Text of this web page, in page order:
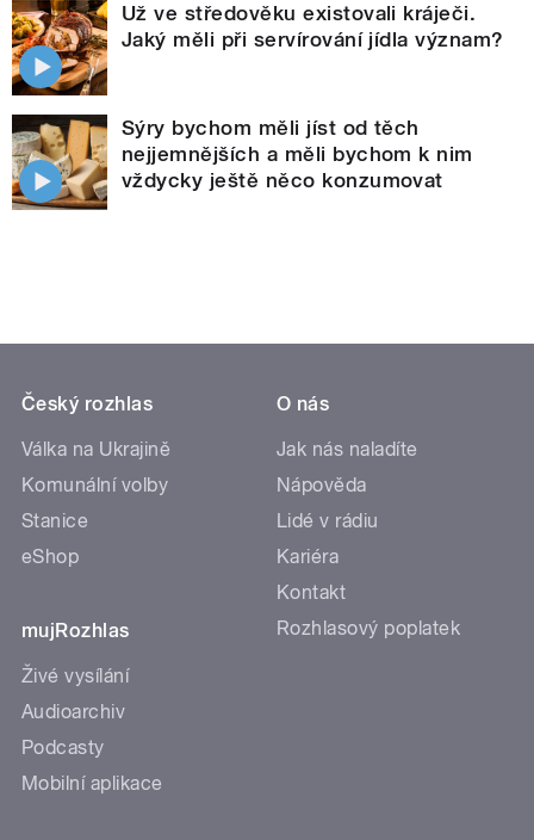
Už ve středověku existovali kráječi.
Jaký měli při servírování jídla význam?
Sýry bychom měli jíst od těch
nejjemnějších a měli bychom k nim
vždycky ještě něco konzumovat
Český rozhlas
Válka na Ukrajině
Komunální volby
Stanice
eShop
mujRozhlas
Živé vysílání
Audioarchiv
Podcasty
Mobilní aplikace
O nás
Jak nás naladíte
Nápověda
Lidé v rádiu
Kariéra
Kontakt
Rozhlasový poplatek